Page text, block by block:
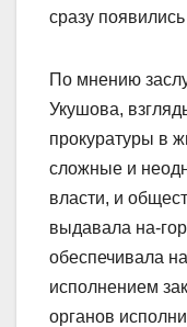
сразу
По мнению
Укушова,
прокуратуры в
сложные и
власти, и
выдавала на-
обеспечивала
исполнением
органов